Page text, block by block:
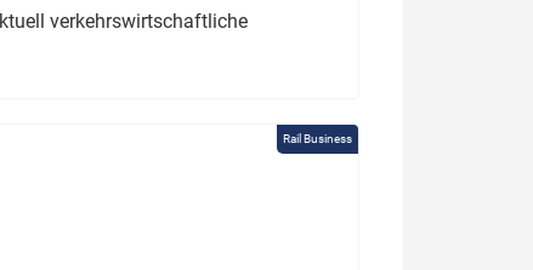
verkehrswirtschaftliche
Rail Business